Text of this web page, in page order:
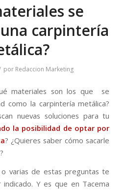
se
carpintería
por Redaccion Marketing
materiales son los que se
como la carpintería metálica?
nuevas soluciones para tu
la posibilidad de optar por
? ¿Quieres saber cómo sacarle
varias de estas preguntas te
Y es que en Tacema